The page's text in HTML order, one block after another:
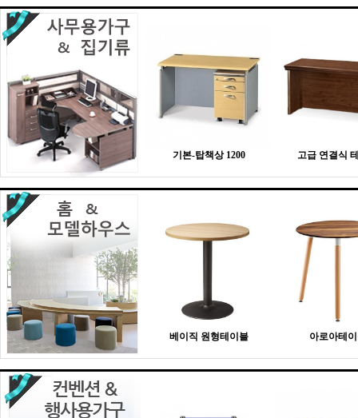
기본-탑책상 1200 고급 연결식
베이직 원형테이블 아로아테